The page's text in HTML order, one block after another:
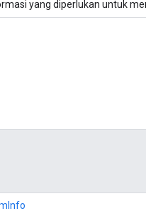
yang diperlukan untuk